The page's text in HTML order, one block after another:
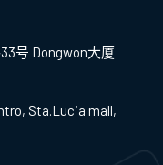
号 Dongwon大厦
Sta.Lucia mall,